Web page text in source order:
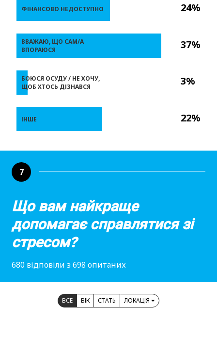
24%
37%
3%
22%
ФІНАНСОВО НЕДОСТУПНО
ВВАЖАЮ, ЩО САМ/А
ВПОРАЮСЯ
БОЮСЯ ОСУДУ / НЕ ХОЧУ,
ЩОБ ХТОСЬ ДІЗНАВСЯ
ІНШЕ
7
Що вам найкраще
допомагає справлятися зі
стресом?
680 відповіли з 698 опитаних
ВСЕ ВІК СТАТЬ ЛОКАЦІЯ